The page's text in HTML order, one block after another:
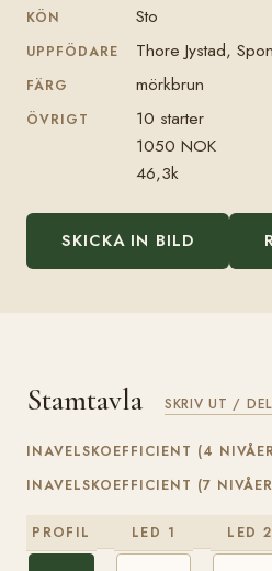
KÖN Sto
UPPFÖDARE Thore Jystad,
FÄRG mörkbrun
ÖVRIGT
10 starter
1050 NOK
46,3k
SKICKA IN BILD
Stamtavla SKRIV UT /
INAVELSKOEFFICIENT (4
INAVELSKOEFFICIENT (7
PROFIL LED 1 LED 2